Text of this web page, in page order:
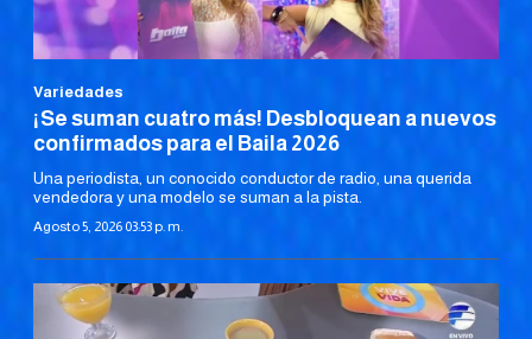
Variedades
¡Se suman cuatro más! Desbloquean a nuevos
confirmados para el Baila 2026
Una periodista, un conocido conductor de radio, una querida
vendedora y una modelo se suman a la pista.
Agosto 5, 2026 03:53 p. m.